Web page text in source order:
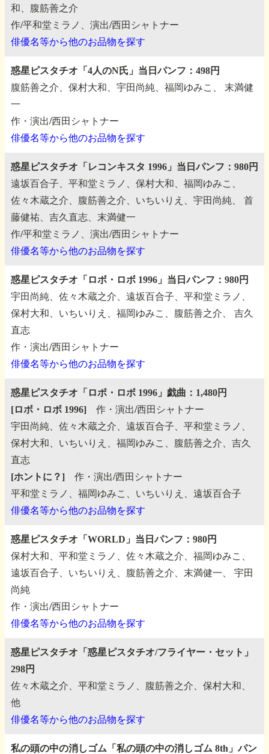
和、腹筋善之介
作/平和堂ミラノ、演出/西田シャトナー
俳優名等から他のお品物を探す
惑星ピスタチオ「4人のN氏」当日パンフ：498円
腹筋善之介、保村大和、宇田尚純、福岡ゆみこ、
末満健
一
作・演出/西田シャトナー
俳優名等から他のお品物を探す
惑星ピスタチオ「レコンキスタ 1996」当日パンフ：980円
遠坂百合子、平和堂ミラノ、保村大和、福岡ゆみこ、
佐々木蔵之介、腹筋善之介、いちいりえ、宇田尚純、
首
藤健祐、吉久直志、末満健一
作/平和堂ミラノ、演出/西田シャトナー
俳優名等から他のお品物を探す
惑星ピスタチオ「ロボ・ロボ 1996」当日パンフ：980円
宇田尚純、佐々木蔵之介、遠坂百合子、平和堂ミラノ、
保村大和、いちいりえ、福岡ゆみこ、腹筋善之介、
吉久
直志
作・演出/西田シャトナー
俳優名等から他のお品物を探す
惑星ピスタチオ「ロボ・ロボ 1996」戯曲：1,480円
[ロボ・ロボ 1996] 作・演出/西田シャトナー
宇田尚純、佐々木蔵之介、遠坂百合子、平和堂ミラノ、
保村大和、いちいりえ、福岡ゆみこ、腹筋善之介、吉久
直志
[ホントに？] 作・演出/西田シャトナー
平和堂ミラノ、福岡ゆみこ、いちいりえ、遠坂百合子
俳優名等から他のお品物を探す
惑星ピスタチオ「WORLD」当日パンフ：980円
保村大和、平和堂ミラノ、佐々木蔵之介、福岡ゆみこ、
遠坂百合子、いちいりえ、腹筋善之介、末満健一、
宇田
尚純
作・演出/西田シャトナー
俳優名等から他のお品物を探す
惑星ピスタチオ「惑星ピスタチオ/フライヤー・セット」
298円
佐々木蔵之介、平和堂ミラノ、腹筋善之介、保村大和、
他
俳優名等から他のお品物を探す
私の頭の中の消しゴム「私の頭の中の消しゴム 8th」パン